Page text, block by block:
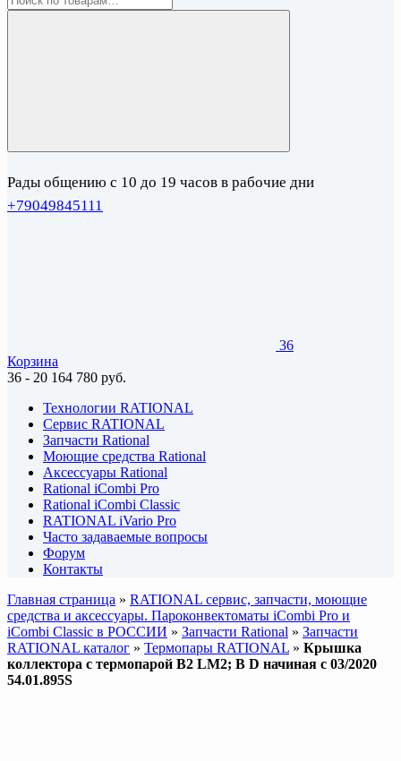
Рады общению с 10 до 19 часов в рабочие дни
+79049845111
36
Корзина
36 - 20 164 780 руб.
Технологии RATIONAL
Сервис RATIONAL
Запчасти Rational
Моющие средства Rational
Аксессуары Rational
Rational iCombi Pro
Rational iCombi Classic
RATIONAL iVario Pro
Часто задаваемые вопросы
Форум
Контакты
Главная страница » RATIONAL сервис, запчасти, моющие
средства и аксессуары. Пароконвектоматы iCombi Pro и
iCombi Classic в РОССИИ » Запчасти Rational » Запчасти
RATIONAL каталог » Термопары RATIONAL » Крышка
коллектора c термопарой B2 LM2; B D начиная с 03/2020
54.01.895S